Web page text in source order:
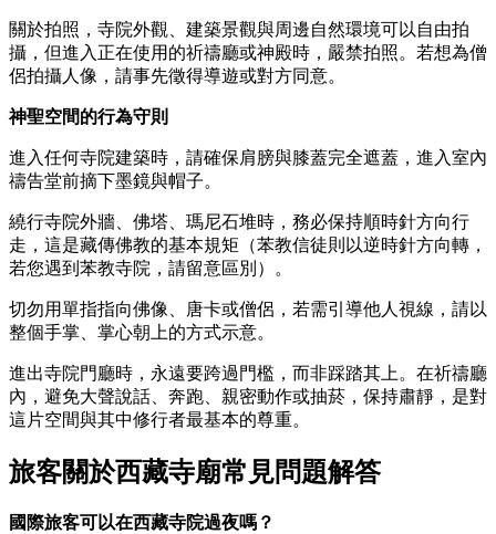
關於拍照，寺院外觀、建築景觀與周邊自然環境可以自由拍
攝，但進入正在使用的祈禱廳或神殿時，嚴禁拍照。若想為僧
侶拍攝人像，請事先徵得導遊或對方同意。
神聖空間的行為守則
進入任何寺院建築時，請確保肩膀與膝蓋完全遮蓋，進入室內
禱告堂前摘下墨鏡與帽子。
繞行寺院外牆、佛塔、瑪尼石堆時，務必保持順時針方向行
走，這是藏傳佛教的基本規矩（苯教信徒則以逆時針方向轉，
若您遇到苯教寺院，請留意區別）。
切勿用單指指向佛像、唐卡或僧侶，若需引導他人視線，請以
整個手掌、掌心朝上的方式示意。
進出寺院門廳時，永遠要跨過門檻，而非踩踏其上。在祈禱廳
內，避免大聲說話、奔跑、親密動作或抽菸，保持肅靜，是對
這片空間與其中修行者最基本的尊重。
旅客關於西藏寺廟常見問題解答
國際旅客可以在西藏寺院過夜嗎？